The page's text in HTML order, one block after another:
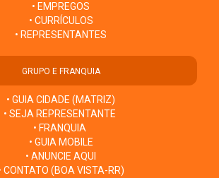
• EMPREGOS
• CURRÍCULOS
• REPRESENTANTES
GRUPO E FRANQUIA
• GUIA CIDADE (MATRIZ)
• SEJA REPRESENTANTE
• FRANQUIA
• GUIA MOBILE
• ANUNCIE AQUI
CONTATO (BOA VISTA-RR)